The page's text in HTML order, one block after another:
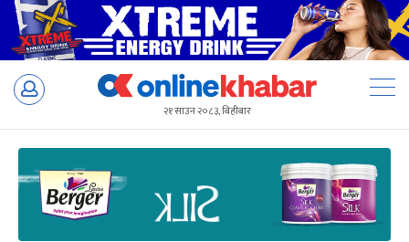
Skip
२१ साउन २०८३, बिहीबार